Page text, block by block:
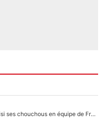
Olise, Doué, Cherki… Zidane a déjà choisi ses chouchous en équipe de France ? L’IA annonce des surprises sans Kylian Mbappé !